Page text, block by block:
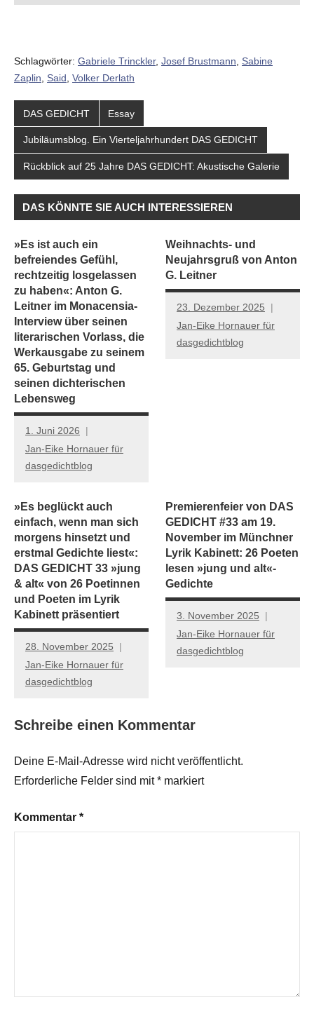
Schlagwörter: Gabriele Trinckler, Josef Brustmann, Sabine
Zaplin, Said, Volker Derlath
DAS GEDICHT Essay
Jubiläumsblog. Ein Vierteljahrhundert DAS GEDICHT
Rückblick auf 25 Jahre DAS GEDICHT: Akustische Galerie
DAS KÖNNTE SIE AUCH INTERESSIEREN
»Es ist auch ein
befreiendes Gefühl,
rechtzeitig losgelassen
zu haben«: Anton G.
Leitner im Monacensia-
Interview über seinen
literarischen Vorlass, die
Werkausgabe zu seinem
65. Geburtstag und
seinen dichterischen
Lebensweg
1. Juni 2026
Jan-Eike Hornauer für
dasgedichtblog
Weihnachts- und
Neujahrsgruß von Anton
G. Leitner
23. Dezember 2025
Jan-Eike Hornauer für
dasgedichtblog
»Es beglückt auch
einfach, wenn man sich
morgens hinsetzt und
erstmal Gedichte liest«:
DAS GEDICHT 33 »jung
& alt« von 26 Poetinnen
und Poeten im Lyrik
Kabinett präsentiert
28. November 2025
Jan-Eike Hornauer für
dasgedichtblog
Premierenfeier von DAS
GEDICHT #33 am 19.
November im Münchner
Lyrik Kabinett: 26 Poeten
lesen »jung und alt«-
Gedichte
3. November 2025
Jan-Eike Hornauer für
dasgedichtblog
Schreibe einen Kommentar
Deine E-Mail-Adresse wird nicht veröffentlicht.
Erforderliche Felder sind mit* markiert
Kommentar *